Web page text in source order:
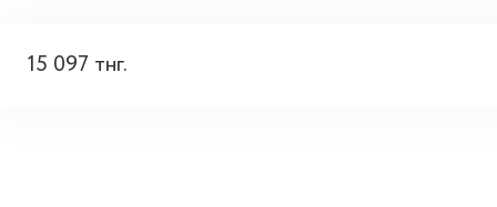
15 097 тнг.